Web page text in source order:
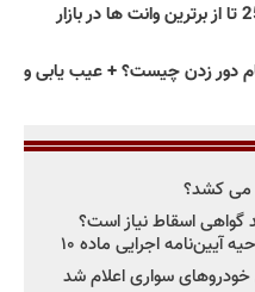
بهترین وانت ها در ایران: معرفی 25 تا از برترین وانت ها در بازار
دور زدن چیست؟ + عیب یابی و
می کشد؟
گواهی اسقاط نیاز است؟
سواری اعلام شد